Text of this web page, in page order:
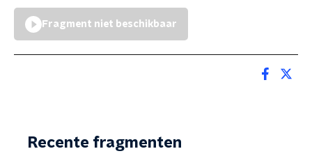
Fragment niet beschikbaar
Recente fragmenten